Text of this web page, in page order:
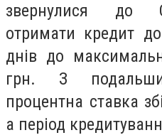
звернулися до
отримати кредит
днів до
грн. З
процентна ставка
а період